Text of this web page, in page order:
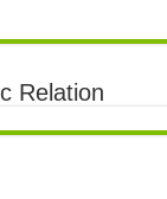
Relation